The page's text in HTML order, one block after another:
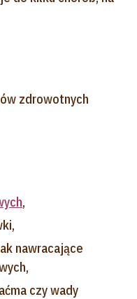
zdrowotnych
,
nawracające
czy wady